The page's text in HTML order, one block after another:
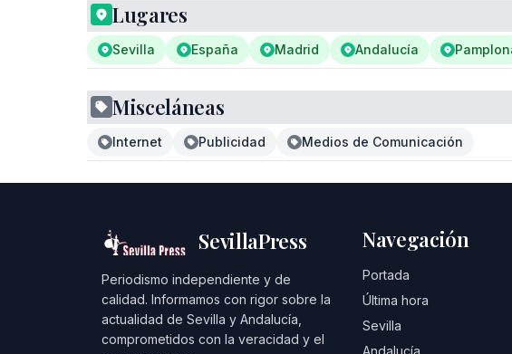
Lugares
Sevilla España Madrid Andalucía
Misceláneas
Internet Publicidad Medios de Comunicación
SevillaPress
Periodismo independiente y de
calidad. Informamos con rigor sobre la
actualidad de Sevilla y Andalucía,
comprometidos con la veracidad y el
Navegación
Portada
Última hora
Sevilla
Andalucía